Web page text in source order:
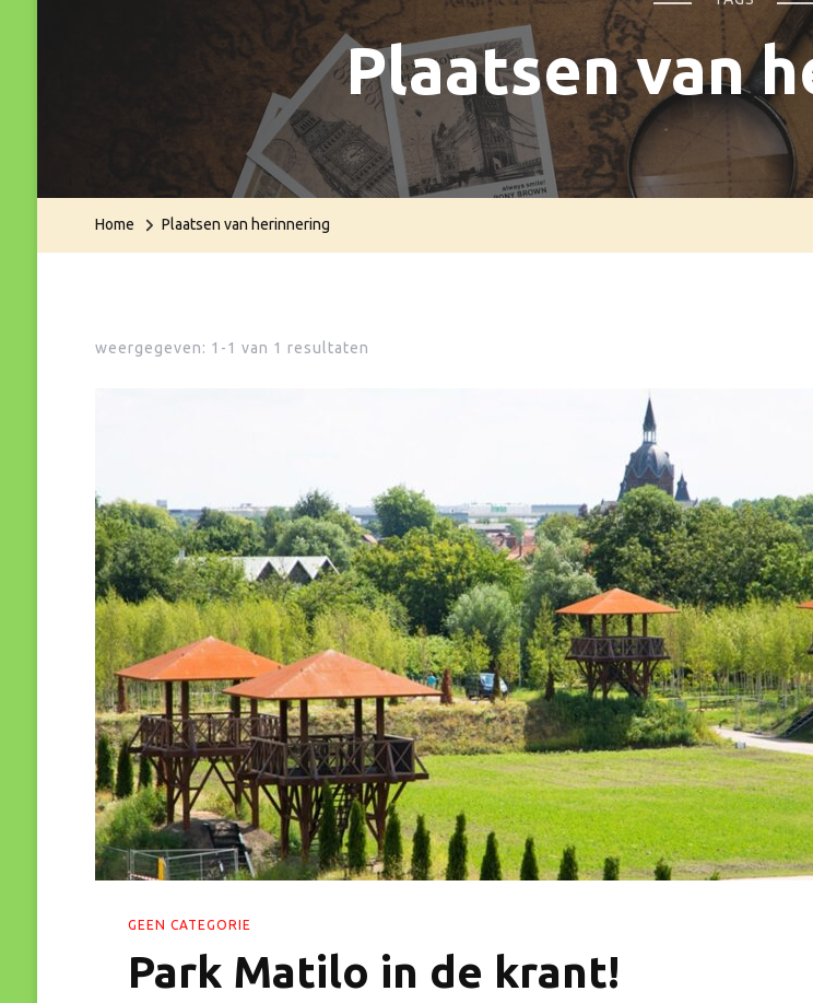
Plaatsen van
Home Plaatsen van herinnering
weergegeven: 1-1 van 1 resultaten
GEEN CATEGORIE
Park Matilo in de krant!